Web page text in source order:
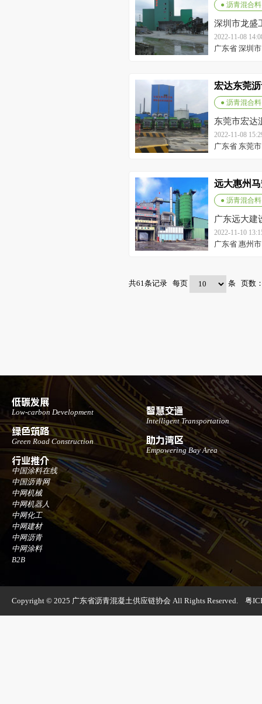
● 沥青混合料
深圳市龙盛
2022-11-08
广东省 深圳
宏达东莞
● 沥青混合料
东莞市宏达
2022-11-08
广东省 东莞
远大惠州
● 沥青混合料
广东远大建
2022-11-10
广东省 惠州
共61条记录 每页 条 页数
低碳发展
Low-carbon Development
绿色筑路
Green Road Construction
行业推介
中国涂料在线
中国沥青网
中网机械
中网机器人
中网化工
中网建材
中网沥青
中网涂料
B2B
智慧交通
Intelligent Transportation
助力湾区
Empowering Bay Area
Copyright © 2025 广东省沥青混凝土供应链协会 All Rights Reserved. 粤